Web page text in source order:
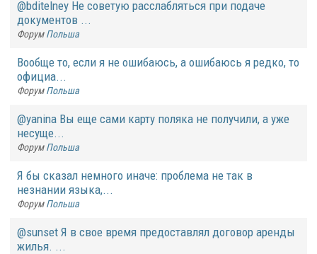
@bditelney Не советую расслабляться при подаче
документов ...
Форум Польша
Вообще то, если я не ошибаюсь, а ошибаюсь я редко, то
официа...
Форум Польша
@yanina Вы еще сами карту поляка не получили, а уже
несуще...
Форум Польша
Я бы сказал немного иначе: проблема не так в
незнании языка,...
Форум Польша
@sunset Я в свое время предоставлял договор аренды
жилья. ...